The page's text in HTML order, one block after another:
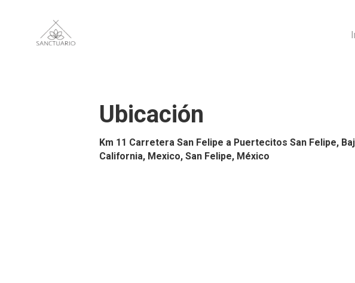
Ubicación
Km 11 Carretera San Felipe a Puertecitos San Felipe,
California, Mexico, San Felipe, México